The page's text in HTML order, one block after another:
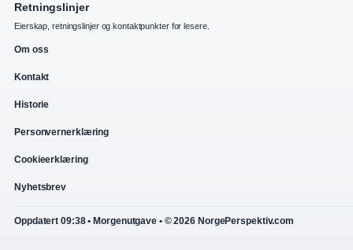
Retningslinjer
Eierskap, retningslinjer og kontaktpunkter for lesere.
Om oss
Kontakt
Historie
Personvernerklæring
Cookieerklæring
Nyhetsbrev
Oppdatert 09:38 • Morgenutgave • © 2026 NorgePerspektiv.com